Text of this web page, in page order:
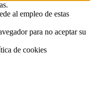
al empleo de estas
para no aceptar su
de cookies